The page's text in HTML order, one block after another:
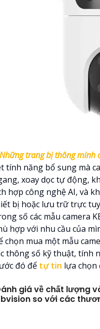
Những trang bị thông minh
tính năng bổ sung mà
xoay dọc tự động,
hợp công nghệ AI, và
bị hoặc lưu trữ trực
số các mẫu camera
hợp với nhu cầu của
chọn mua một mẫu
thông số kỹ thuật, tính
đó để tự tin lựa chọn
giá về chất lượng
so với các